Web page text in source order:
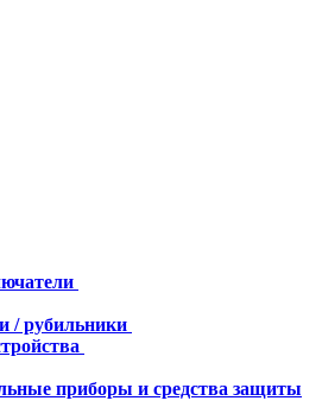
/ рубильники
приборы и средства защиты